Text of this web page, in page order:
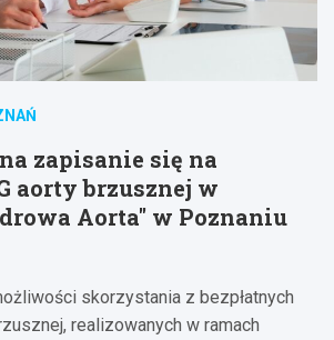
zapisanie się na
aorty brzusznej w
Aorta" w Poznaniu
skorzystania z bezpłatnych
realizowanych w ramach